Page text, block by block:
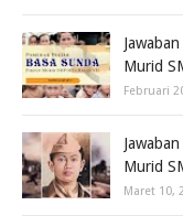
Murid
Februari
Murid
Maret 10,